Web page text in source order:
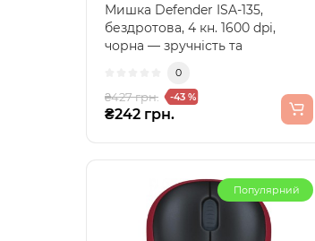
Мишка Defender ISA-135,
бездротова, 4 кн. 1600 dpi,
чорна — зручність та
0
₴427 грн. -43 %
₴242 грн.
Популярний